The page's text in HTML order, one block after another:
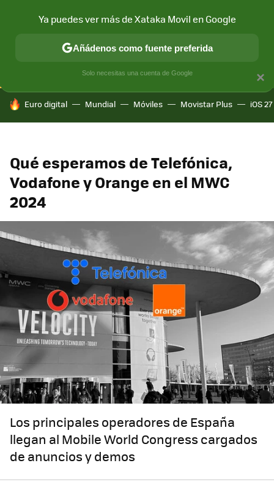
CONECTIVIDAD MÓVIL Y SOCIEDAD APLICACIONES
HOY SE HABLA DE
Euro digital Mundial Móviles Movistar Plus iOS 27
Qué esperamos de Telefónica,
Vodafone y Orange en el MWC
2024
Los principales operadores de España
llegan al Mobile World Congress cargados
de anuncios y demos
×
Ya puedes ver más de Xataka Movil en Google
Añádenos como fuente preferida
Solo necesitas una cuenta de Google